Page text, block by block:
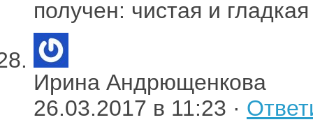
получен: чистая и
Ирина Андрющенкова
26.03.2017 в 11:23 ·